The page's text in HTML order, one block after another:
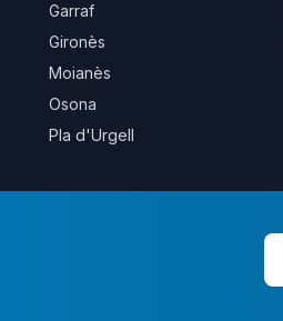
Garraf
Gironès
Moianès
Osona
Pla d'Urgell